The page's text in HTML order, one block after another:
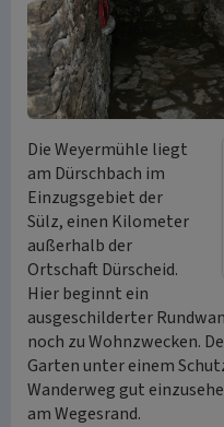
Die Weyermühle liegt
am Dürschbach im
Einzugsgebiet der
Sülz, einen Kilometer
außerhalb der
Ortschaft Dürscheid.
Hier beginnt ein
ausgeschilderter
noch zu Wohnzwecken.
Garten unter einem
Wanderweg gut
am Wegesrand.